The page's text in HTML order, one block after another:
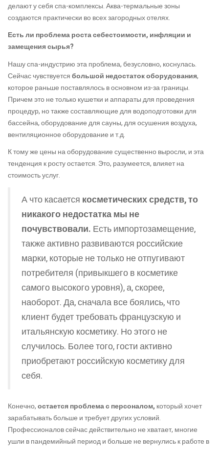
делают у себя спа-комплексы. Аква-термальные зоны
создаются практически во всех загородных отелях.
Есть ли проблема роста себестоимости, инфляции и
замещения сырья?
Нашу спа-индустрию эта проблема, безусловно, коснулась.
Сейчас чувствуетсябольшой недостаток оборудования,
которое раньше поставлялось в основном из-за границы.
Причем это не только кушетки и аппараты для проведения
процедур, но также составляющие для водоподготовки для
бассейна, оборудование для сауны, для осушения воздуха,
вентиляционное оборудование и т.д.
К тому же цены на оборудование существенно выросли, и эта
тенденция к росту остается. Это, разумеется, влияет на
стоимость услуг.
А что касается косметических средств, то
никакого недостатка мы не
почувствовали. Есть импортозамещение,
также активно развиваются российские
марки, которые не только не отпугивают
потребителя (привыкшего в косметике
самого высокого уровня), а, скорее,
наоборот. Да, сначала все боялись, что
клиент будет требовать французскую и
итальянскую косметику. Но этого не
случилось. Более того, гости активно
приобретают российскую косметику для
себя.
Конечно,остается проблема с персоналом, который хочет
зарабатывать больше и требует других условий.
Профессионалов сейчас действительно не хватает, многие
ушли в пандемийный период и больше не вернулись к работе в